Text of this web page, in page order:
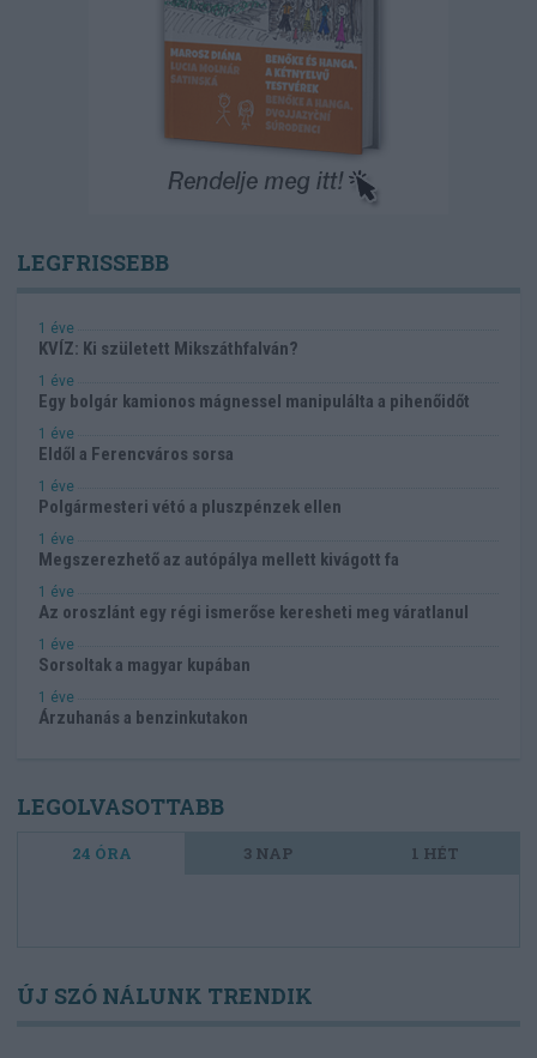
LEGFRISSEBB
1 éve
KVÍZ: Ki született Mikszáthfalván?
1 éve
Egy bolgár kamionos mágnessel manipulálta a pihenőidőt
1 éve
Eldől a Ferencváros sorsa
1 éve
Polgármesteri vétó a pluszpénzek ellen
1 éve
Megszerezhető az autópálya mellett kivágott fa
1 éve
Az oroszlánt egy régi ismerőse keresheti meg váratlanul
1 éve
Sorsoltak a magyar kupában
1 éve
Árzuhanás a benzinkutakon
LEGOLVASOTTABB
24 ÓRA 3 NAP 1 HÉT
ÚJ SZÓ NÁLUNK TRENDIK